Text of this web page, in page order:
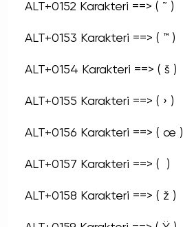
ALT+0152 Karakteri ==> ( ˜ )
ALT+0153 Karakteri ==> ( ™ )
ALT+0154 Karakteri ==> ( š )
ALT+0155 Karakteri ==> ( › )
ALT+0156 Karakteri ==> ( œ )
ALT+0157 Karakteri ==> (  )
ALT+0158 Karakteri ==> ( ž )